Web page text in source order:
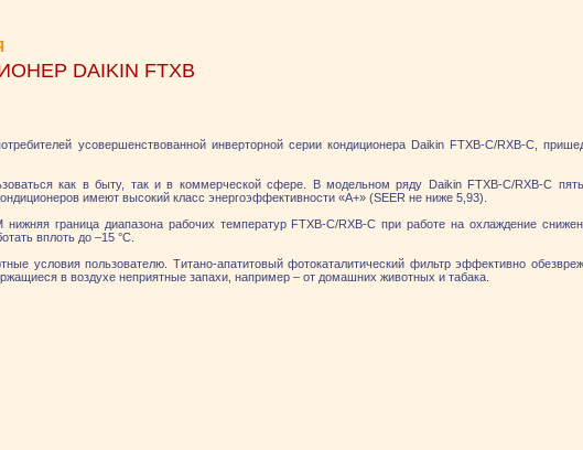
DAIKIN FTXB
усовершенствованной инверторной серии кондиционера Daikin FTXB-C/RXB-C,
как в быту, так и в коммерческой сфере. В модельном ряду Daikin FTXB-C/RXB-C
имеют высокий класс энергоэффективности «А+» (SEER не ниже 5,93).
граница диапазона рабочих температур FTXB-C/RXB-C при работе на охлаждение
вплоть до –15 °C.
условия пользователю. Титано-апатитовый фотокаталитический фильтр эффективно
в воздухе неприятные запахи, например – от домашних животных и табака.